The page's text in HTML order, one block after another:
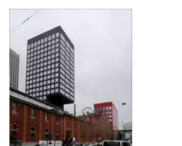
Deutschland
Europa
Österreich
Bauten für gemischte Nutzungen
Deutschland
Schweiz